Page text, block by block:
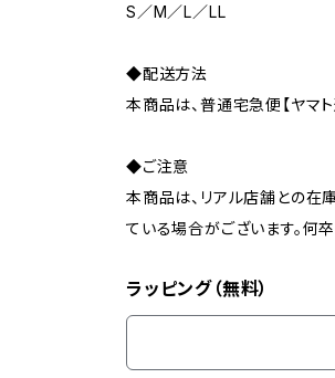
S／M／L／LL
◆配送方法
本商品は、普通宅急便【ヤマ
◆ご注意
本商品は、リアル店舗との在
ている場合がございます。何
ラッピング（無料）